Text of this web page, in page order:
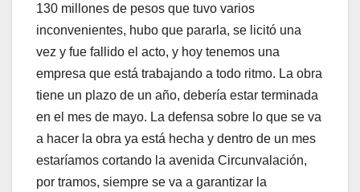
130 millones de pesos que tuvo varios
inconvenientes, hubo que pararla, se licitó una
vez y fue fallido el acto, y hoy tenemos una
empresa que está trabajando a todo ritmo. La obra
tiene un plazo de un año, debería estar terminada
en el mes de mayo. La defensa sobre lo que se va
a hacer la obra ya está hecha y dentro de un mes
estaríamos cortando la avenida Circunvalación,
por tramos, siempre se va a garantizar la